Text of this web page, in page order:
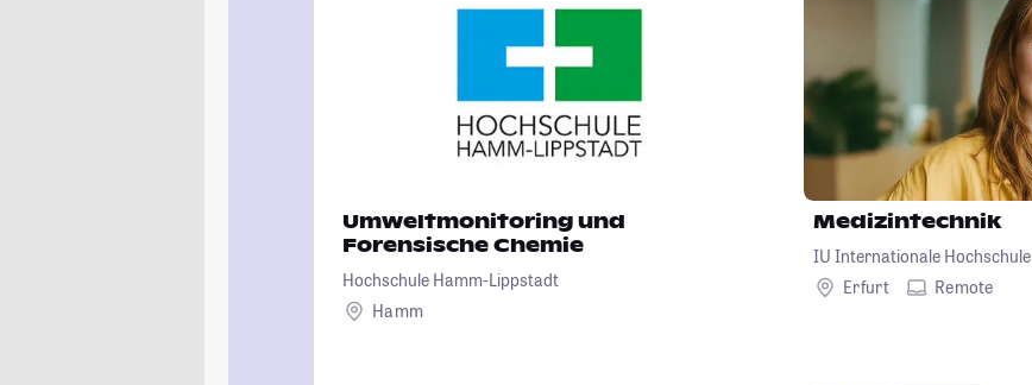
Umweltmonitoring und
Forensische Chemie
Hochschule Hamm-Lippstadt
Hamm
Medizintechnik
IU Internationale Hochschule
Erfurt
Remote